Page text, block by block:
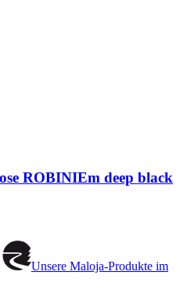
ROBINIEm deep black
Unsere Maloja-Produkte im